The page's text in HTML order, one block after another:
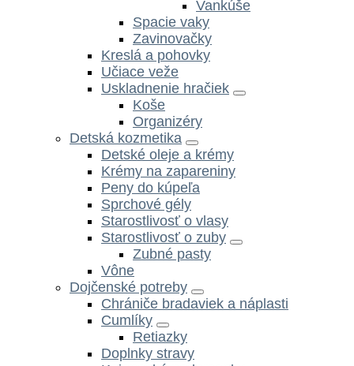
Vankúše
Spacie vaky
Zavinovačky
Kreslá a pohovky
Učiace veže
Uskladnenie hračiek
Koše
Organizéry
Detská kozmetika
Detské oleje a krémy
Krémy na zapareniny
Peny do kúpeľa
Sprchové gély
Starostlivosť o vlasy
Starostlivosť o zuby
Zubné pasty
Vône
Dojčenské potreby
Chrániče bradaviek a náplasti
Cumlíky
Retiazky
Doplnky stravy